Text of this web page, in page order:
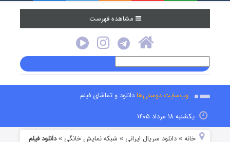
مشاهده فهرست
وب‌سایت دوستی‌هادانلود و تماشای فیلم
یکشنبه ۱۸ مرداد ۱۴۰۵
خانه »دانلود سریال ایرانی » شبکه نمایش خانگی »دانلود فیلم